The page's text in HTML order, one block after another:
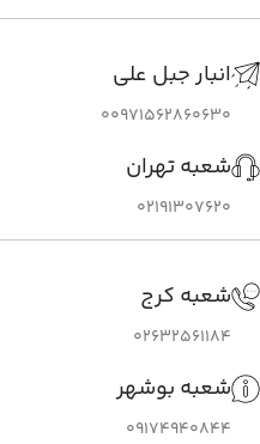
انبار جبل علی
00971562860630
شعبه تهران
02191307620
شعبه کرج
02632561184
شعبه بوشهر
09174940844